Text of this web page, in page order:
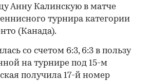
Анну Калинскую в матче
турнира категории
(Канада).
со счетом 6:3, 6:3 в пользу
на турнире под 15-м
получила 17-й номер